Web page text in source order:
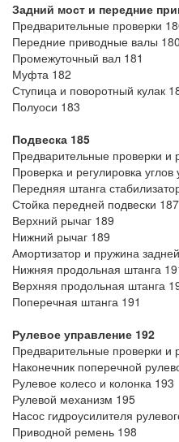
Задний мост и передние
Предварительные проверки
Передние приводные валы 180
Промежуточный вал 181
Муфта 182
Ступица и поворотный кулак
Полуоси 183
Подвеска 185
Предварительные проверки и
Проверка и регулировка углов
Передняя штанга
Стойка передней подвески 187
Верхний рычаг 189
Нижний рычаг 189
Амортизатор и пружина
Нижняя продольная штанга
Верхняя продольная штанга
Поперечная штанга 191
Рулевое управление 192
Предварительные проверки и
Наконечник поперечной
Рулевое колесо и колонка 193
Рулевой механизм 195
Насос гидроусилителя
Приводной ремень 198